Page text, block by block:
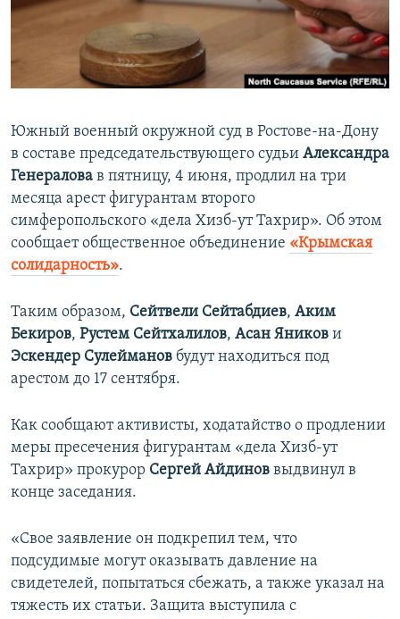
КРЫМ.НЕПОКОРЕННЫЙ
ПРИСОЕДИНЯЙТЕСЬ!
Все сайты RFE/RL
Южный военный окружной суд в Ростове-на-Дону
в составе председательствующего судьи Александра
Генералова в пятницу, 4 июня, продлил на три
месяца арест фигурантам второго
симферопольского «дела Хизб-ут Тахрир». Об этом
сообщает общественное объединение «Крымская
солидарность».
Таким образом, Сейтвели Сейтабдиев, Аким
Бекиров, Рустем Сейтхалилов, Асан Яников и
Эскендер Сулейманов будут находиться под
арестом до 17 сентября.
Как сообщают активисты, ходатайство о продлении
меры пресечения фигурантам «дела Хизб-ут
Тахрир» прокурор Сергей Айдинов выдвинул в
конце заседания.
«Свое заявление он подкрепил тем, что
подсудимые могут оказывать давление на
свидетелей, попытаться сбежать, а также указал на
тяжесть их статьи. Защита выступила с